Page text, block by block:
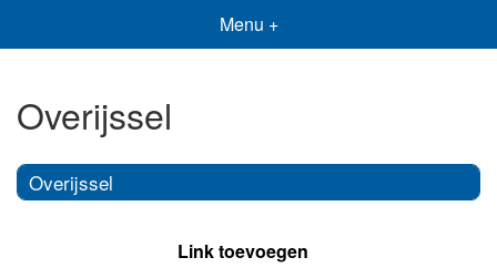
Menu +
Overijssel
Overijssel
Link toevoegen